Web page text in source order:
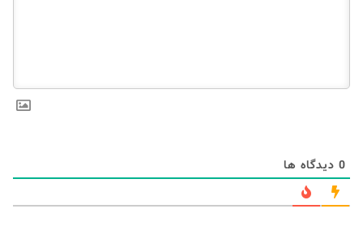
0 دیدگاه ها